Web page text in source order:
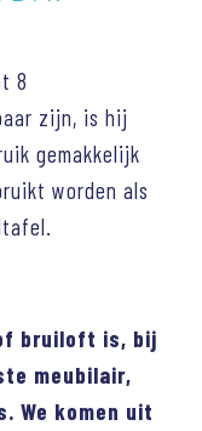
8
zijn, is hij
gemakkelijk
worden als
bruiloft is, bij
meubilair,
komen uit